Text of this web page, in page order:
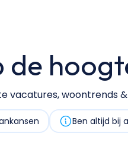
de
vacatures, woontrends
Ben altijd bij